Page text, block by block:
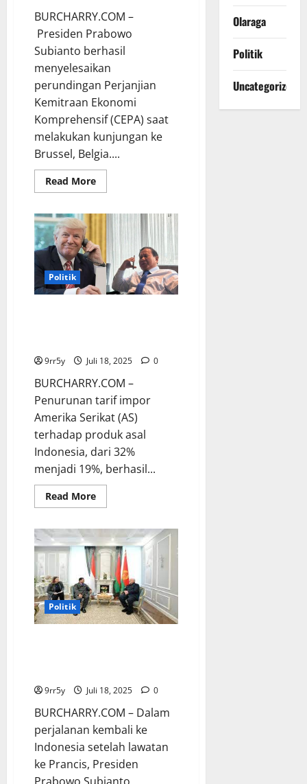
BURCHARRY.COM –
Presiden Prabowo
Subianto berhasil
menyelesaikan
perundingan Perjanjian
Kemitraan Ekonomi
Komprehensif (CEPA) saat
melakukan kunjungan ke
Brussel, Belgia....
Read MoreRead
more
Prabowo
Tuntaskan
CEPA
Dinilai
Menguntungkan
Indonesia
Politik
9rr5y Juli 18, 2025 0
BURCHARRY.COM –
Penurunan tarif impor
Amerika Serikat (AS)
terhadap produk asal
Indonesia, dari 32%
menjadi 19%, berhasil...
Read MoreRead
more
Percakapan
17
Menit
Prabowo
dan
Trump:
Tarif
Impor
Turun
Jadi
Politik
9rr5y Juli 18, 2025 0
BURCHARRY.COM – Dalam
perjalanan kembali ke
Indonesia setelah lawatan
ke Prancis, Presiden
Olaraga
Politik
Uncategorized